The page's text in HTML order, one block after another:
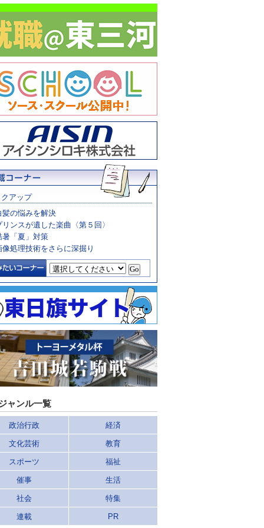
アップ
髪の悩みを解決
リンスが遺した楽曲〈第５回〉
暑「夏」対策
像処理技術をさらに深掘り
ャンル一覧
政治行政 経済
文化芸術 教育
スポーツ 福祉
催事 生活
社会 特集
連載 PR